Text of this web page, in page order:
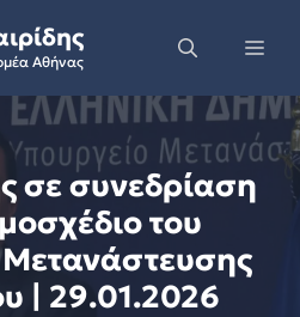
Αθήνας
σε συνεδρίαση
του
| 29.01.2026